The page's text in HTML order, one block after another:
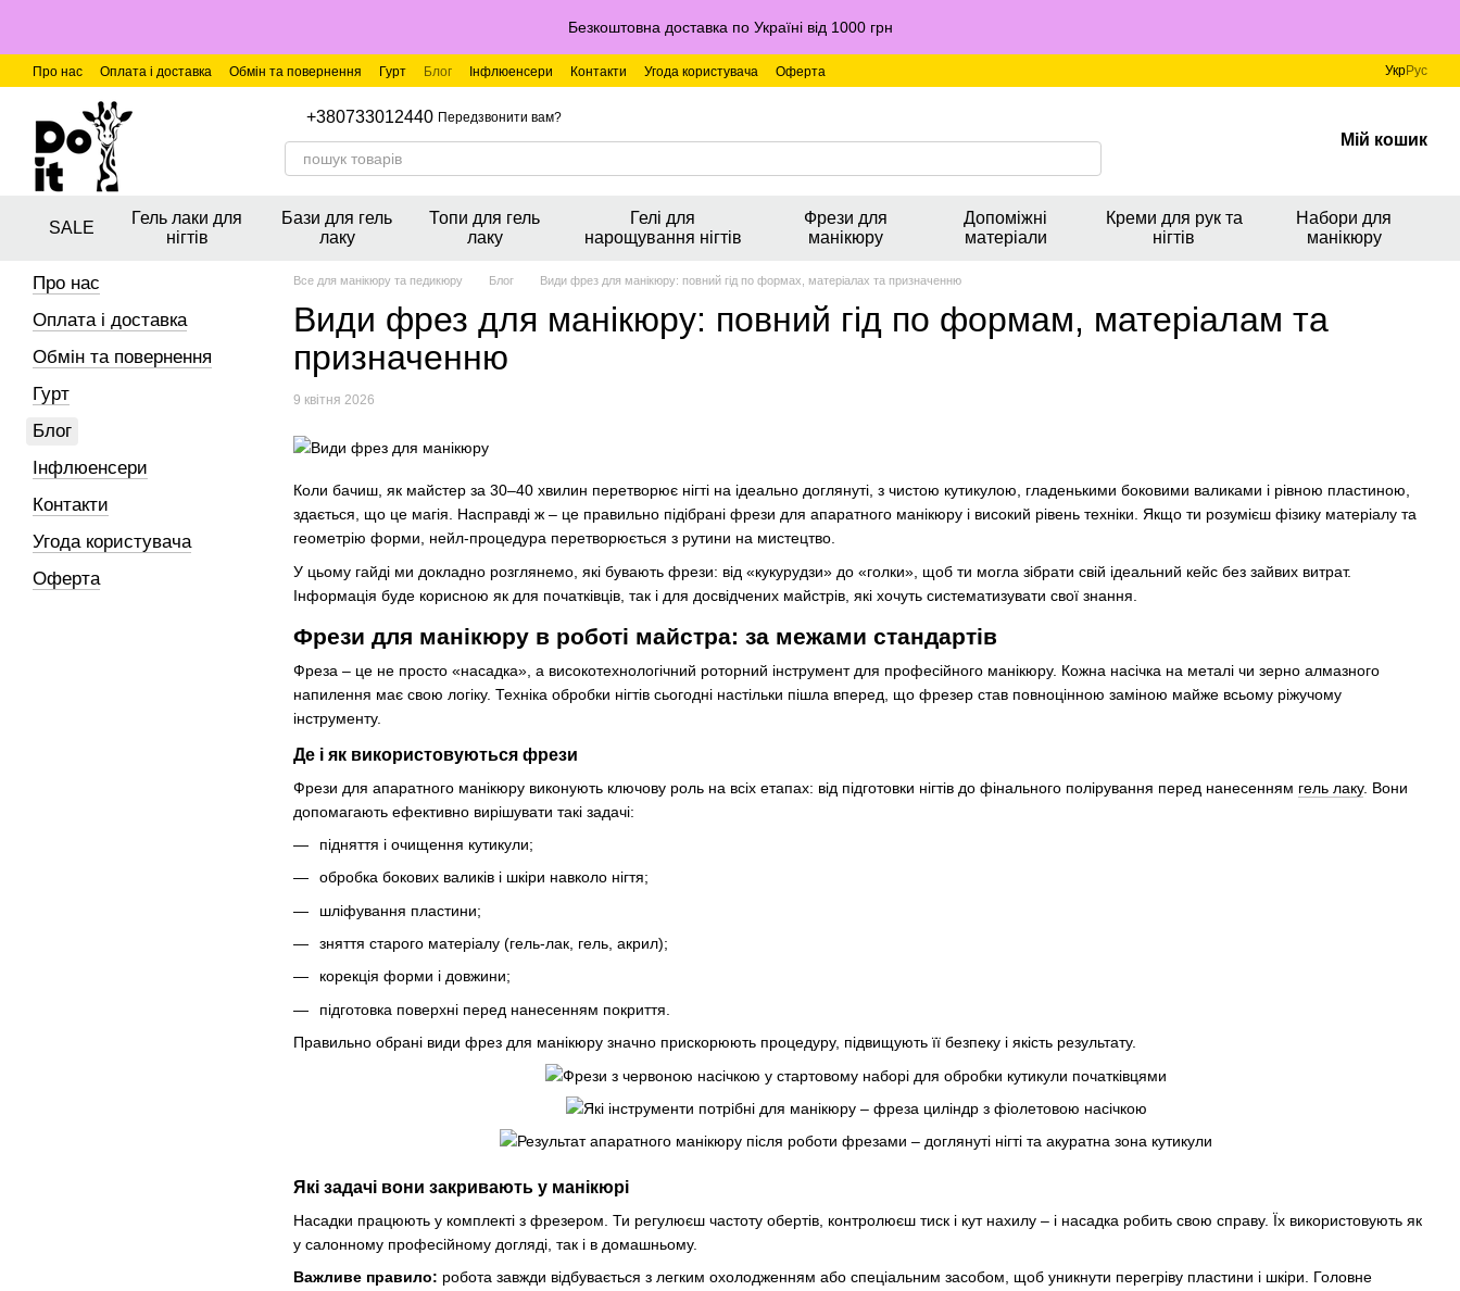
Безкоштовна доставка по Україні від 1000 грн
Про нас Оплата і доставка Обмін та повернення Гурт Блог Інфлюенсери Контакти Угода користувача Оферта УкрРус
+380733012440 Передзвонити вам?
Мій кошик
SALE
Гель лаки для
нігтів
Бази для гель
лаку
Топи для гель
лаку
Гелі для
нарощування нігтів
Фрези для
манікюру
Допоміжні
матеріали
Креми для рук та
нігтів
Набори для
манікюру
Все для манікюру та педикюру Блог Види фрез для манікюру: повний гід по формах, матеріалах та призначенню
Види фрез для манікюру: повний гід по формам, матеріалам та
призначенню
9 квітня 2026
Коли бачиш, як майстер за 30–40 хвилин перетворює нігті на ідеально доглянуті, з чистою кутикулою, гладенькими боковими валиками і рівною пластиною,
здається, що це магія. Насправді ж – це правильно підібрані фрези для апаратного манікюру і високий рівень техніки. Якщо ти розумієш фізику матеріалу та
геометрію форми, нейл-процедура перетворюється з рутини на мистецтво.
У цьому гайді ми докладно розглянемо, які бувають фрези: від «кукурудзи» до «голки», щоб ти могла зібрати свій ідеальний кейс без зайвих витрат.
Інформація буде корисною як для початківців, так і для досвідчених майстрів, які хочуть систематизувати свої знання.
Фрези для манікюру в роботі майстра: за межами стандартів
Фреза – це не просто «насадка», а високотехнологічний роторний інструмент для професійного манікюру. Кожна насічка на металі чи зерно алмазного
напилення має свою логіку. Техніка обробки нігтів сьогодні настільки пішла вперед, що фрезер став повноцінною заміною майже всьому ріжучому
інструменту.
Де і як використовуються фрези
Фрези для апаратного манікюру виконують ключову роль на всіх етапах: від підготовки нігтів до фінального полірування перед нанесенням гель лаку. Вони
допомагають ефективно вирішувати такі задачі:
підняття і очищення кутикули;
обробка бокових валиків і шкіри навколо нігтя;
шліфування пластини;
зняття старого матеріалу (гель-лак, гель, акрил);
корекція форми і довжини;
підготовка поверхні перед нанесенням покриття.
Правильно обрані види фрез для манікюру значно прискорюють процедуру, підвищують її безпеку і якість результату.
Які задачі вони закривають у манікюрі
Насадки працюють у комплекті з фрезером. Ти регулюєш частоту обертів, контролюєш тиск і кут нахилу – і насадка робить свою справу. Їх використовують як
у салонному професійному догляді, так і в домашньому.
Важливе правило: робота завжди відбувається з легким охолодженням або спеціальним засобом, щоб уникнути перегріву пластини і шкіри. Головне
Про нас
Оплата і доставка
Обмін та повернення
Гурт
Блог
Інфлюенсери
Контакти
Угода користувача
Оферта